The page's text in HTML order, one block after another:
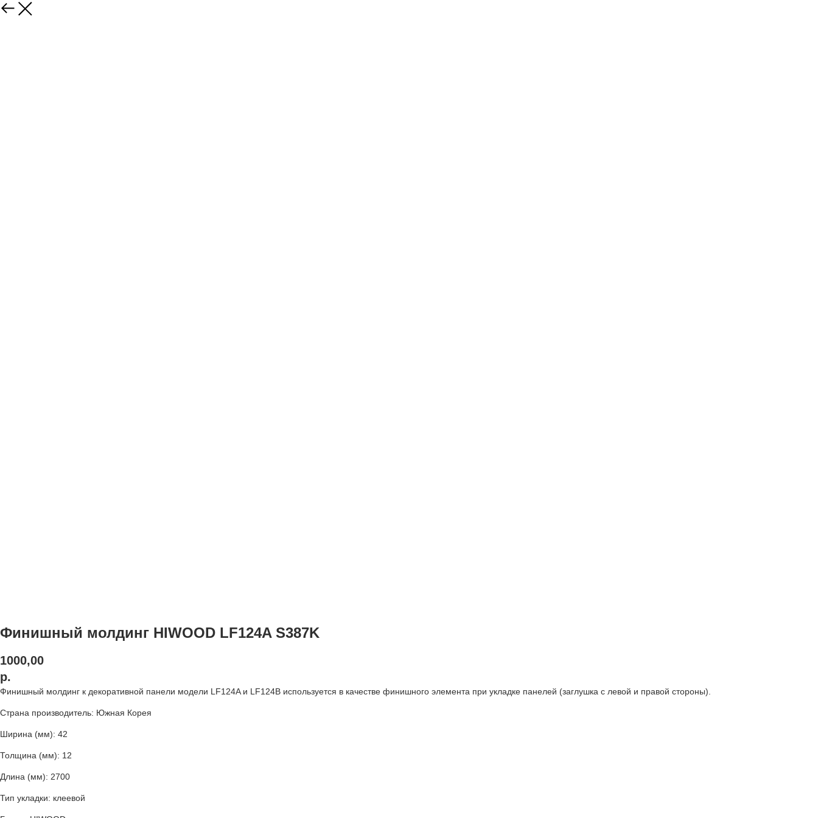
Финишный молдинг HIWOOD LF124A S387K
1000,00
р.
Финишный молдинг к декоративной панели модели LF124A и LF124B используется в качестве финишного элемента при укладке панелей (заглушка с левой и правой стороны).
Страна производитель: Южная Корея
Ширина (мм): 42
Толщина (мм): 12
Длина (мм): 2700
Тип укладки: клеевой